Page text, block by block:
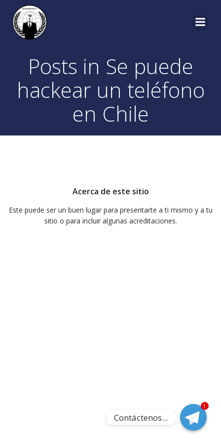
Posts in Se puede
hackear un teléfono
en Chile
Acerca de este sitio
Este puede ser un buen lugar para presentarte a ti mismo y a tu
sitio o para incluir algunas acreditaciones.
1
Contáctenos...